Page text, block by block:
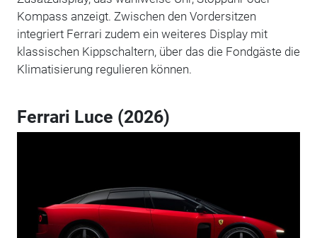
Kompass anzeigt. Zwischen den Vordersitzen
integriert Ferrari zudem ein weiteres Display mit
klassischen Kippschaltern, über das die Fondgäste die
Klimatisierung regulieren können.
Ferrari Luce (2026)